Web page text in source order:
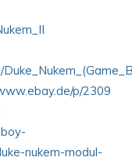
p/2309
nukem-modul-